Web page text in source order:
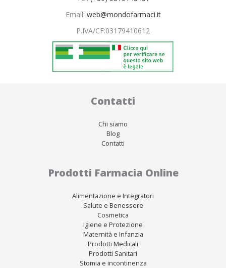
Email: web@mondofarmaci.it
P.IVA/CF:03179410612
Contatti
Chi siamo
Blog
Contatti
Prodotti Farmacia Online
Alimentazione e Integratori
Salute e Benessere
Cosmetica
Igiene e Protezione
Maternità e Infanzia
Prodotti Medicali
Prodotti Sanitari
Stomia e incontinenza